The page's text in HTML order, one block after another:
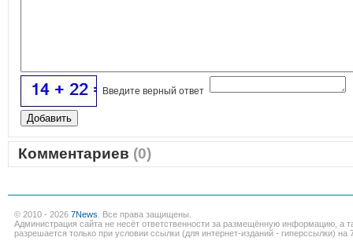
Введите верный ответ
Комментариев (0)
© 2010 - 2026 7News . Все права защищены.
Администрация сайта не несёт ответственности за размещённую информацию, а
разрешается только при условии ссылки (для интернет-изданий - гиперссылки) на